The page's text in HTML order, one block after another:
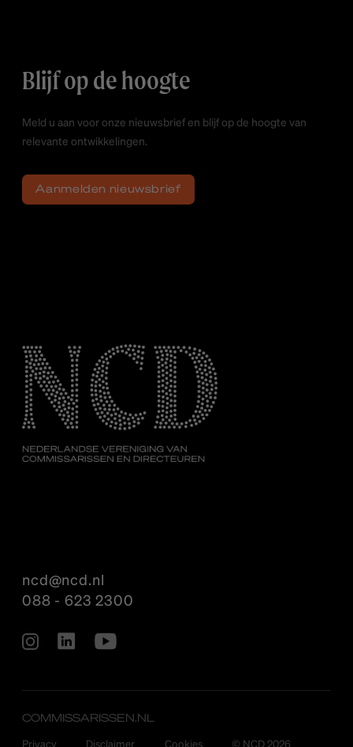
Blijf op de hoogte
Meld u aan voor onze nieuwsbrief en blijf op de hoogte van
relevante ontwikkelingen.
Aanmelden nieuwsbrief
ncd@ncd.nl
088 - 623 2300
COMMISSARISSEN.NL
Privacy
Disclaimer Cookies © NCD 2026